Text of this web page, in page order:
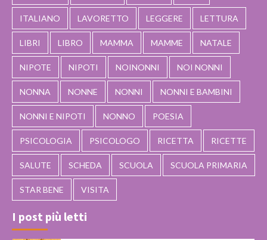
ITALIANO LAVORETTO LEGGERE LETTURA
LIBRI LIBRO MAMMA MAMME NATALE
NIPOTE NIPOTI NOINONNI NOI NONNI
NONNA NONNE NONNI NONNI E BAMBINI
NONNI E NIPOTI NONNO POESIA
PSICOLOGIA PSICOLOGO RICETTA RICETTE
SALUTE SCHEDA SCUOLA SCUOLA PRIMARIA
STAR BENE VISITA
I post più letti